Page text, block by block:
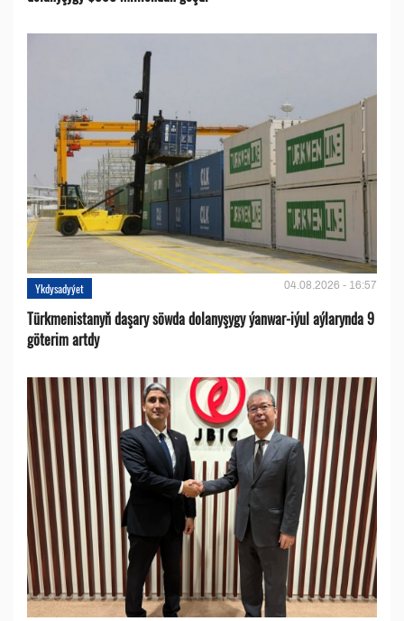
Ykdysadyýet 04.08.2026 - 16:57
Türkmenistanyň daşary söwda dolanyşygy ýanwar-iýul aýlarynda 9
göterim artdy